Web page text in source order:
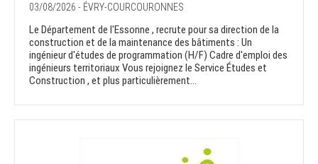
03/08/2026 - ÉVRY-COURCOURONNES
Le Département de l'Essonne , recrute pour sa direction de la
construction et de la maintenance des bâtiments : Un
ingénieur d'études de programmation (H/F) Cadre d'emploi des
ingénieurs territoriaux Vous rejoignez le Service Études et
Construction , et plus particulièrement...